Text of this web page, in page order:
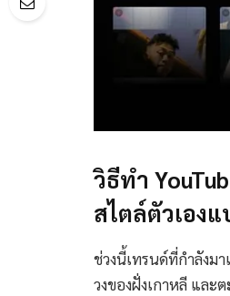
วิธีทำ
สไตล์ตัวเอง
ช่วงนี้เทรนด์ที่กำลังม
วงของฝั่งเกาหลี และ